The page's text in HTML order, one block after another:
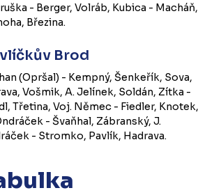
- Berger, Volráb, Kubica - Macháň,
Březina.
Brod
(Opršal) - Kempný, Šenkeřík, Sova,
Vošmik, A. Jelínek, Soldán, Zítka -
Třetina, Voj. Němec - Fiedler, Knotek,
- Švaňhal, Zábranský, J.
- Stromko, Pavlík, Hadrava.